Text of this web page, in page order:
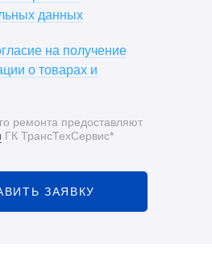
данных
на получение
о товарах и
ремонта предоставляют
ГК ТрансТехСервис*
ЗАЯВКУ